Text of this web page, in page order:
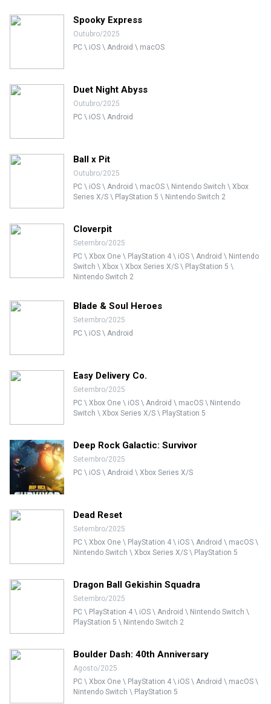
Spooky Express
Outubro/2025
PC \ iOS \ Android \ macOS
Duet Night Abyss
Outubro/2025
PC \ iOS \ Android
Ball x Pit
Outubro/2025
PC \ iOS \ Android \ macOS \ Nintendo Switch \ Xbox
Series X/S \ PlayStation 5 \ Nintendo Switch 2
Cloverpit
Setembro/2025
PC \ Xbox One \ PlayStation 4 \ iOS \ Android \ Nintendo
Switch \ Xbox \ Xbox Series X/S \ PlayStation 5 \
Nintendo Switch 2
Blade & Soul Heroes
Setembro/2025
PC \ iOS \ Android
Easy Delivery Co.
Setembro/2025
PC \ Xbox One \ iOS \ Android \ macOS \ Nintendo
Switch \ Xbox Series X/S \ PlayStation 5
Deep Rock Galactic: Survivor
Setembro/2025
PC \ iOS \ Android \ Xbox Series X/S
Dead Reset
Setembro/2025
PC \ Xbox One \ PlayStation 4 \ iOS \ Android \ macOS \
Nintendo Switch \ Xbox Series X/S \ PlayStation 5
Dragon Ball Gekishin Squadra
Setembro/2025
PC \ PlayStation 4 \ iOS \ Android \ Nintendo Switch \
PlayStation 5 \ Nintendo Switch 2
Boulder Dash: 40th Anniversary
Agosto/2025
PC \ Xbox One \ PlayStation 4 \ iOS \ Android \ macOS \
Nintendo Switch \ PlayStation 5